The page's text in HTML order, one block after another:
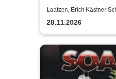
Laatzen, Erich Kästner
28.11.2026